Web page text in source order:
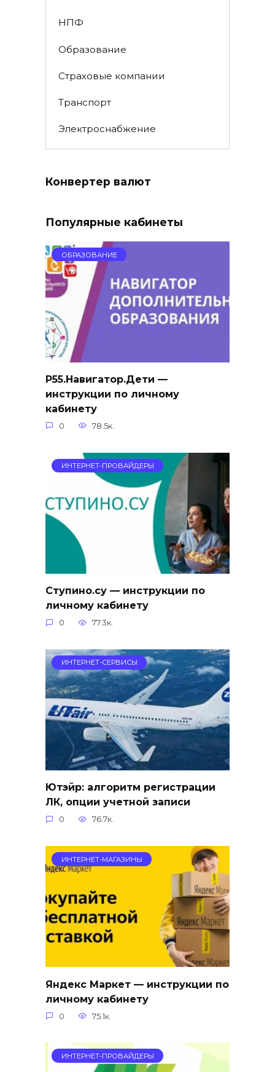
НПФ
Образование
Страховые компании
Транспорт
Электроснабжение
Конвертер валют
Популярные кабинеты
ОБРАЗОВАНИЕ
Р55.Навигатор.Дети —
инструкции по личному
кабинету
0 78.5к.
ИНТЕРНЕТ-ПРОВАЙДЕРЫ
Ступино.су — инструкции по
личному кабинету
0 77.3к.
ИНТЕРНЕТ-СЕРВИСЫ
Ютэйр: алгоритм регистрации
ЛК, опции учетной записи
0 76.7к.
ИНТЕРНЕТ-МАГАЗИНЫ
Яндекс Маркет — инструкции по
личному кабинету
0 75.1к.
ИНТЕРНЕТ-ПРОВАЙДЕРЫ